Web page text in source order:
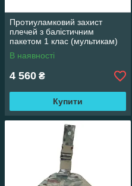
Протиуламковий захист
плечей з балістичним
пакетом 1 клас (мультикам)
315х250
В наявності
4 560 ₴
Купити